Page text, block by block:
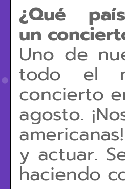
¿Qué
un
Uno de
todo el
concierto
agosto.
y actuar.
haciendo